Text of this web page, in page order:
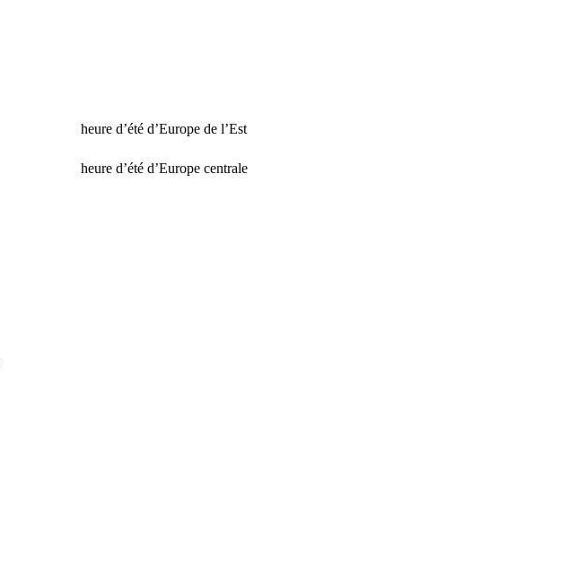
heure d’été d’Europe de l’Est
heure d’été d’Europe centrale